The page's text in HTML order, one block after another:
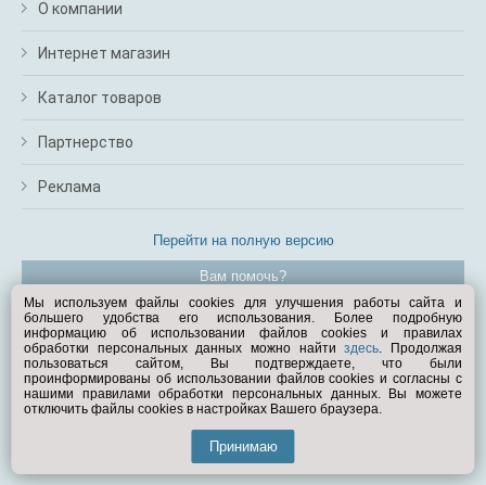
О компании
Интернет магазин
Каталог товаров
Партнерство
Реклама
Перейти на полную версию
Вам помочь?
© Exist.ru 1998—2026
Мы используем файлы cookies для улучшения работы сайта и
большего удобства его использования. Более подробную
информацию об использовании файлов cookies и правилах
обработки персональных данных можно найтиздесь. Продолжая
пользоваться сайтом, Вы подтверждаете, что были
проинформированы об использовании файлов cookies и согласны с
нашими правилами обработки персональных данных. Вы можете
отключить файлы cookies в настройках Вашего браузера.
Принимаю